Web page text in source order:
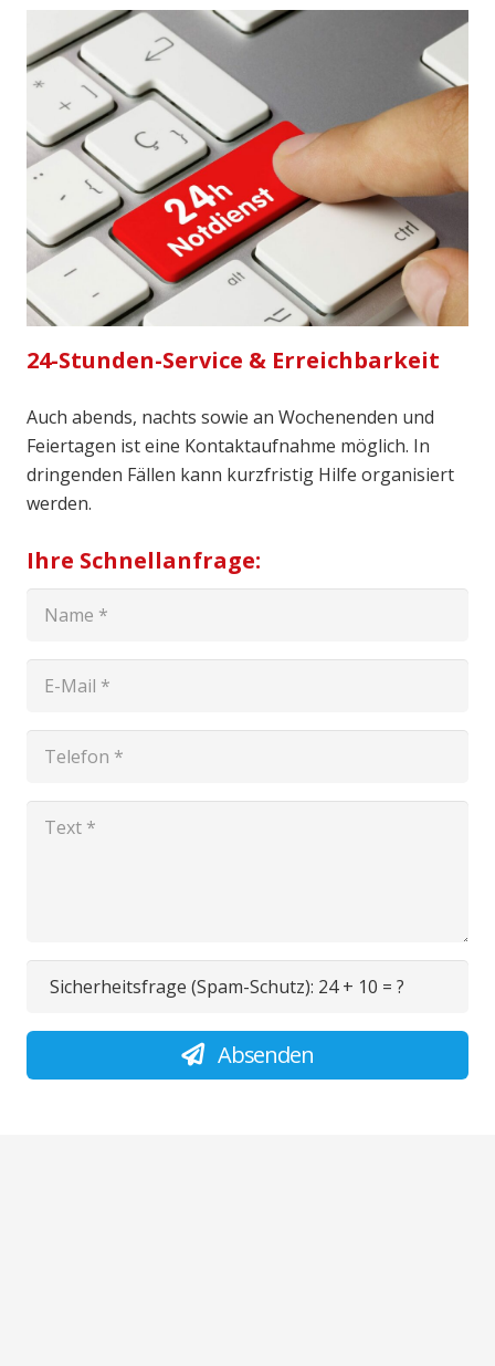
24-Stunden-Service & Erreichbarkeit
Auch abends, nachts sowie an Wochenenden und
Feiertagen ist eine Kontaktaufnahme möglich. In
dringenden Fällen kann kurzfristig Hilfe organisiert
werden.
Ihre Schnellanfrage:
Sicherheitsfrage (Spam-Schutz): 24 + 10 = ?
Absenden